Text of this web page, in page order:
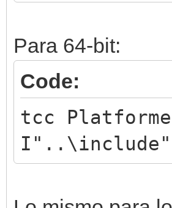
Para 64-bit:
Code:
tcc
I"..\include"